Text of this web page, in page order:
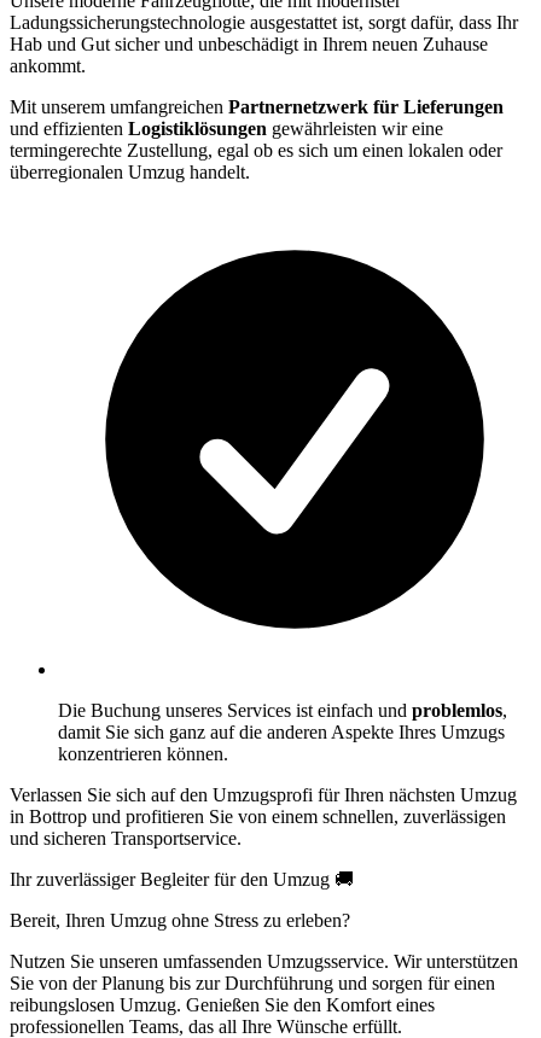
Ladungssicherungstechnologie ausgestattet ist, sorgt dafür, dass Ihr
Hab und Gut sicher und unbeschädigt in Ihrem neuen Zuhause
ankommt.
Mit unserem umfangreichen Partnernetzwerk für Lieferungen
und effizienten Logistiklösungen gewährleisten wir eine
termingerechte Zustellung, egal ob es sich um einen lokalen oder
überregionalen Umzug handelt.
Die Buchung unseres Services ist einfach und problemlos,
damit Sie sich ganz auf die anderen Aspekte Ihres Umzugs
konzentrieren können.
Verlassen Sie sich auf den Umzugsprofi für Ihren nächsten Umzug
in Bottrop und profitieren Sie von einem schnellen, zuverlässigen
und sicheren Transportservice.
Ihr zuverlässiger Begleiter für den Umzug 🚚
Bereit, Ihren Umzug ohne Stress zu erleben?
Nutzen Sie unseren umfassenden Umzugsservice. Wir unterstützen
Sie von der Planung bis zur Durchführung und sorgen für einen
reibungslosen Umzug. Genießen Sie den Komfort eines
professionellen Teams, das all Ihre Wünsche erfüllt.